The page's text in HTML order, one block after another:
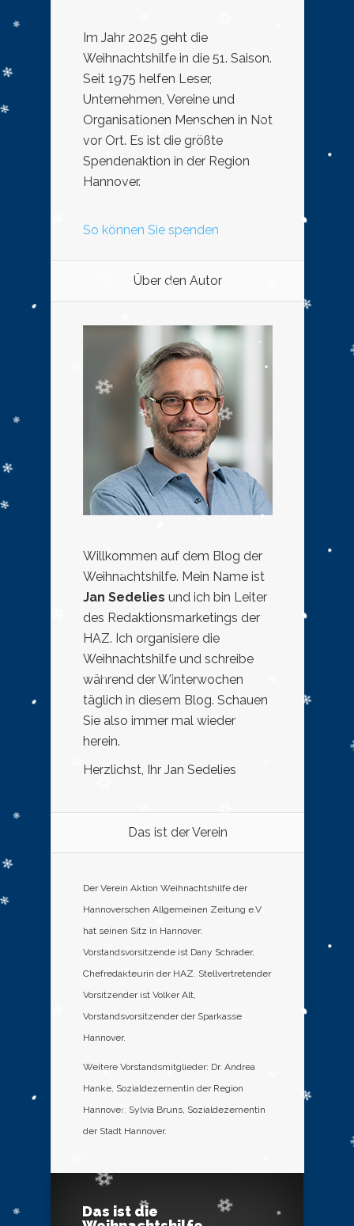
Im Jahr 2025 geht die
Weihnachtshilfe in die 51. Saison.
Seit 1975 helfen Leser,
Unternehmen, Vereine und
Organisationen Menschen in Not
vor Ort. Es ist die größte
Spendenaktion in der Region
Hannover.
So können Sie spenden
Über den Autor
Willkommen auf dem Blog der
Weihnachtshilfe. Mein Name ist
Jan Sedelies und ich bin Leiter
des Redaktionsmarketings der
HAZ. Ich organisiere die
Weihnachtshilfe und schreibe
während der Winterwochen
täglich in diesem Blog. Schauen
Sie also immer mal wieder
herein.
Herzlichst, Ihr Jan Sedelies
Das ist der Verein
Der Verein Aktion Weihnachtshilfe der
Hannoverschen Allgemeinen Zeitung e.V.
hat seinen Sitz in Hannover.
Vorstandsvorsitzende ist Dany Schrader,
Chefredakteurin der HAZ. Stellvertretender
Vorsitzender ist Volker Alt,
Vorstandsvorsitzender der Sparkasse
Hannover.
Weitere Vorstandsmitglieder: Dr. Andrea
Hanke, Sozialdezernentin der Region
Hannover; Sylvia Bruns, Sozialdezernentin
der Stadt Hannover.
Das ist die